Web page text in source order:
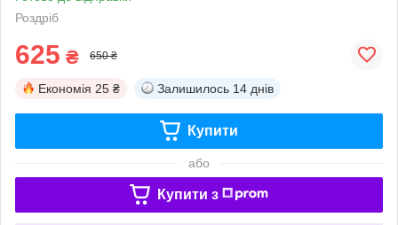
Роздріб
625 ₴ 650 ₴
Економія 25 ₴ Залишилось 14 днів
Купити
або
Купити з